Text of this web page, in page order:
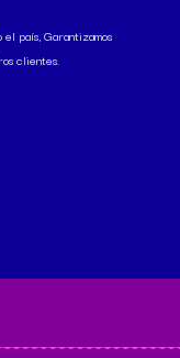
país, Garantizamos
clientes.